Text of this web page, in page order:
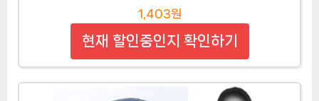
1,403원
현재 할인중인지 확인하기